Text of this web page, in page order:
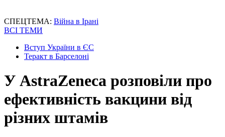
СПЕЦТЕМА: Війна в Ірані
ВСІ ТЕМИ
Вступ України в ЄС
Теракт в Барселоні
У AstraZeneca розповіли про
ефективність вакцини від
різних штамів